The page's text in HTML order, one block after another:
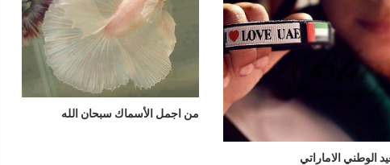
الوطني الاماراتي
من اجمل الأسماك سبحان الله